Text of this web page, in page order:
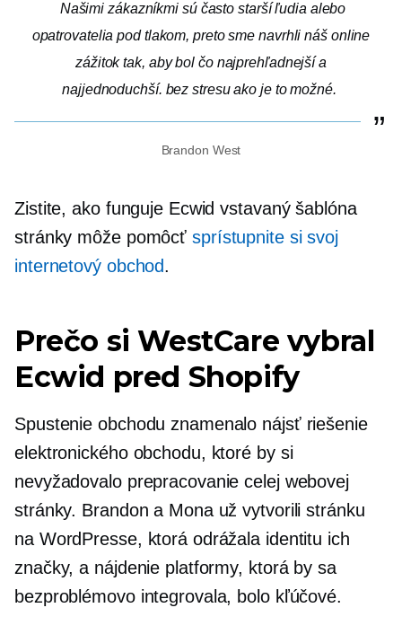
Našimi zákazníkmi sú často starší ľudia alebo
opatrovatelia pod tlakom, preto sme navrhli náš online
zážitok tak, aby bol čo najprehľadnejší a
najjednoduchší. bez stresuako je to možné.
Brandon West
Zistite, ako funguje Ecwidvstavanýšablóna
stránky môže pomôcť sprístupnite si svoj
internetový obchod.
Prečo si WestCare vybral
Ecwid pred Shopify
Spustenie obchodu znamenalo nájsť riešenie
elektronického obchodu, ktoré by si
nevyžadovalo prepracovanie celej webovej
stránky. Brandon a Mona už vytvorili stránku
na WordPresse, ktorá odrážala identitu ich
značky, a nájdenie platformy, ktorá by sa
bezproblémovo integrovala, bolo kľúčové.